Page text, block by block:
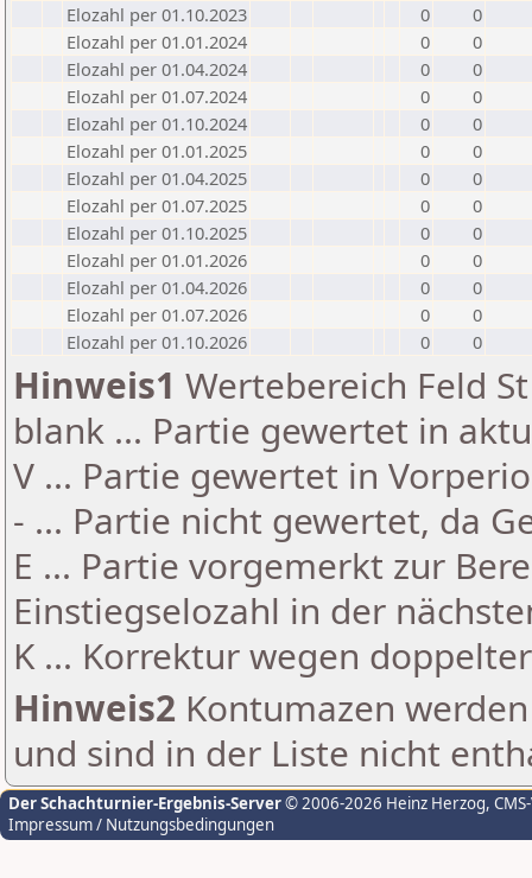
Elozahl per 01.10.2023
0
0
Elozahl per 01.01.2024
0
0
Elozahl per 01.04.2024
0
0
Elozahl per 01.07.2024
0
0
Elozahl per 01.10.2024
0
0
Elozahl per 01.01.2025
0
0
Elozahl per 01.04.2025
0
0
Elozahl per 01.07.2025
0
0
Elozahl per 01.10.2025
0
0
Elozahl per 01.01.2026
0
0
Elozahl per 01.04.2026
0
0
Elozahl per 01.07.2026
0
0
Elozahl per 01.10.2026
0 0
Hinweis1 Wertebereich Feld
blank ... Partie gewertet in
V ... Partie gewertet in
- ... Partie nicht gewertet, da
E ... Partie vorgemerkt zur
Einstiegselozahl in der
K ... Korrektur wegen
Hinweis2 Kontumazen
und sind in der Liste nicht
Der Schachturnier-Ergebnis-Server© 2006-2026 Heinz Herzog,
Impressum / Nutzungsbedingungen